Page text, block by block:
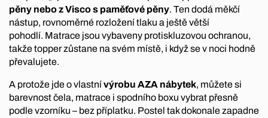
pěny nebo z Visco s paměťové pěny. Ten dodá měkčí
nástup, rovnoměrné rozložení tlaku a ještě větší
pohodlí. Matrace jsou vybaveny protiskluzovou ochranou,
takže topper zůstane na svém místě, i když se v noci hodně
převalujete.
A protože jde o vlastnívýrobu AZA nábytek, můžete si
barevnost čela, matrace i spodního boxu vybrat přesně
podle vzorníku – bez příplatku. Postel tak dokonale zapadne